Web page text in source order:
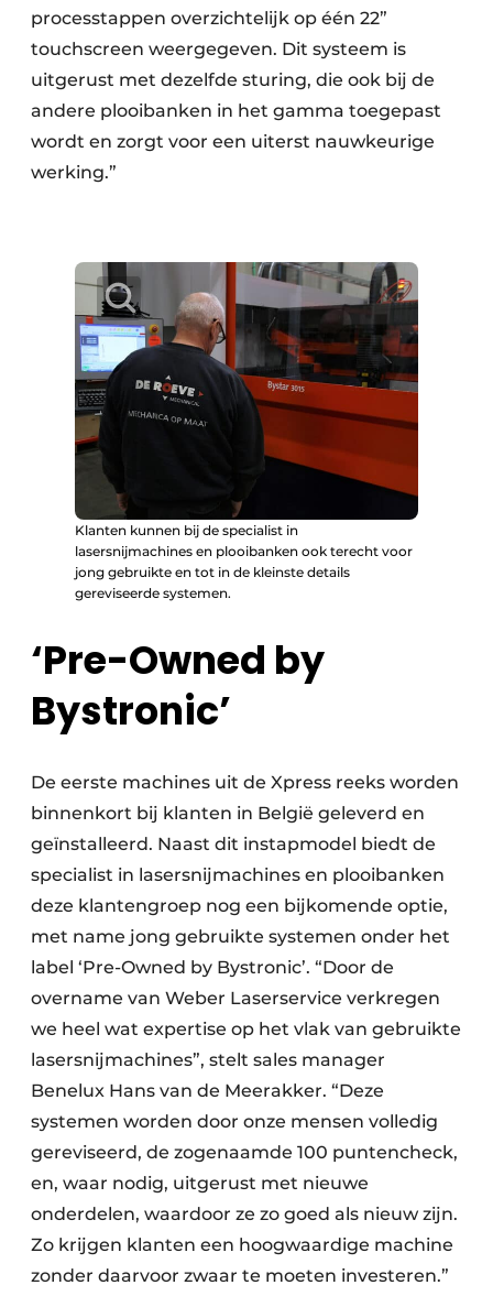
processtappen overzichtelijk op één 22”
touchscreen weergegeven. Dit systeem is
uitgerust met dezelfde sturing, die ook bij de
andere plooibanken in het gamma toegepast
wordt en zorgt voor een uiterst nauwkeurige
werking.”
Klanten kunnen bij de specialist in
lasersnijmachines en plooibanken ook terecht voor
jong gebruikte en tot in de kleinste details
gereviseerde systemen.
‘Pre-Owned by
Bystronic’
De eerste machines uit de Xpress reeks worden
binnenkort bij klanten in België geleverd en
geïnstalleerd. Naast dit instapmodel biedt de
specialist in lasersnijmachines en plooibanken
deze klantengroep nog een bijkomende optie,
met name jong gebruikte systemen onder het
label ‘Pre-Owned by Bystronic’. “Door de
overname van Weber Laserservice verkregen
we heel wat expertise op het vlak van gebruikte
lasersnijmachines”, stelt sales manager
Benelux Hans van de Meerakker. “Deze
systemen worden door onze mensen volledig
gereviseerd, de zogenaamde 100 puntencheck,
en, waar nodig, uitgerust met nieuwe
onderdelen, waardoor ze zo goed als nieuw zijn.
Zo krijgen klanten een hoogwaardige machine
zonder daarvoor zwaar te moeten investeren.”